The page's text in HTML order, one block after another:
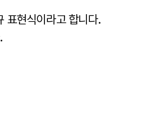
표현식이라고 합니다.